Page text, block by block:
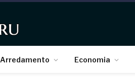
Arredamento Economia